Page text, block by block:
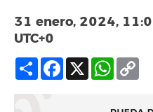
31 enero, 2024,
UTC+0
Compartir
Facebook
X